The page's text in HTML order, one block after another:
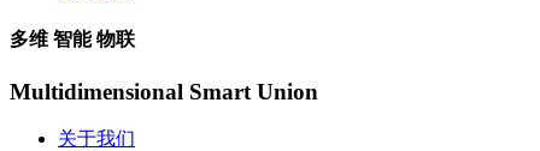
多维 智能 物联
Multidimensional Smart Union
关于我们